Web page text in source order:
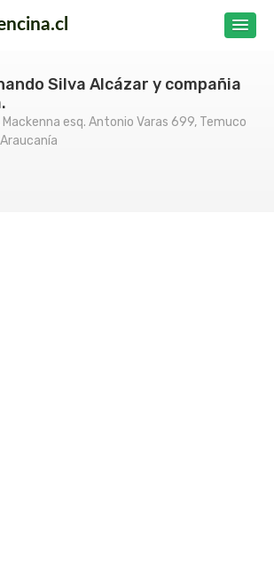
Silva Alcázar y compañia
Mackenna esq. Antonio Varas 699, Temuco